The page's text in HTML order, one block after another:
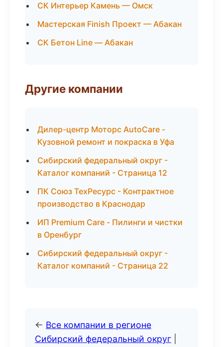
СК Интерьер Камень — Омск
Мастерская Finish Проект — Абакан
СК Бетон Line — Абакан
Другие компании
Дилер-центр Моторс AutoCare -
Кузовной ремонт и покраска в Уфа
Сибирский федеральный округ -
Каталог компаний - Страница 12
ПК Союз ТехРесурс - Контрактное
производство в Краснодар
ИП Premium Care - Пилинги и чистки
в Оренбург
Сибирский федеральный округ -
Каталог компаний - Страница 22
← Все компании в регионе
Сибирский федеральный округ